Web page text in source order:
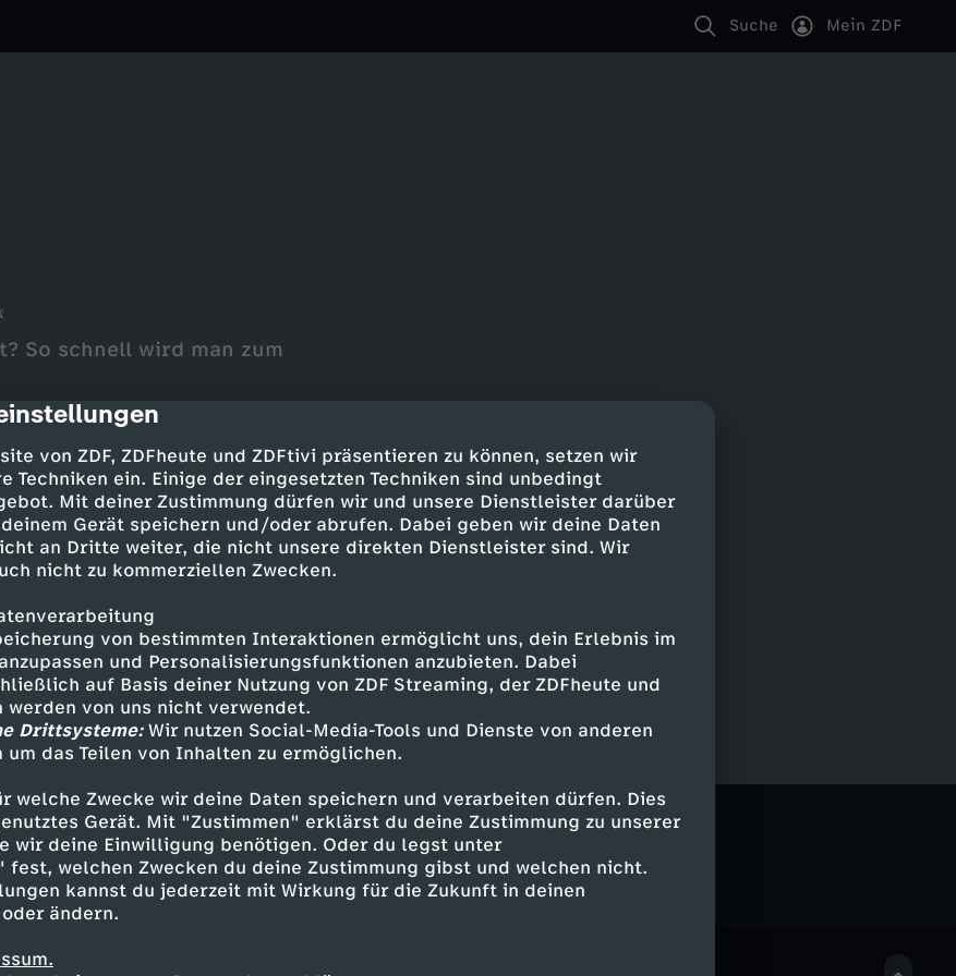
von ZDF, ZDFheute und ZDFtivi präsentieren zu können, setzen wir
Techniken ein. Einige der eingesetzten Techniken sind unbedingt
Mit deiner Zustimmung dürfen wir und unsere Dienstleister darüber
Gerät speichern und/oder abrufen. Dabei geben wir deine Daten
an Dritte weiter, die nicht unsere direkten Dienstleister sind. Wir
nicht zu kommerziellen Zwecken.
von bestimmten Interaktionen ermöglicht uns, dein Erlebnis im
und Personalisierungsfunktionen anzubieten. Dabei
auf Basis deiner Nutzung von ZDF Streaming, der ZDFheute und
von uns nicht verwendet.
Drittsysteme:Wir nutzen Social-Media-Tools und Dienste von anderen
das Teilen von Inhalten zu ermöglichen.
welche Zwecke wir deine Daten speichern und verarbeiten dürfen. Dies
Gerät. Mit "Zustimmen" erklärst du deine Zustimmung zu unserer
wir deine Einwilligung benötigen. Oder du legst unter
welchen Zwecken du deine Zustimmung gibst und welchen nicht.
kannst du jederzeit mit Wirkung für die Zukunft in deinen
ändern.
Suche Mein ZDF
So schnell wird man zum
entdecken
humorvoll WUMMS